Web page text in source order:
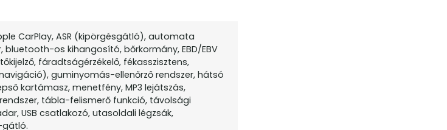
CarPlay, ASR (kipörgésgátló), automata
os kihangosító, bőrkormány, EBD/EBV
fáradtságérzékelő, fékasszisztens,
guminyomás-ellenőrző rendszer, hátsó
kartámasz, menetfény, MP3 lejátszás,
tábla-felismerő funkció, távolsági
USB csatlakozó, utasoldali légzsák,
gátló.